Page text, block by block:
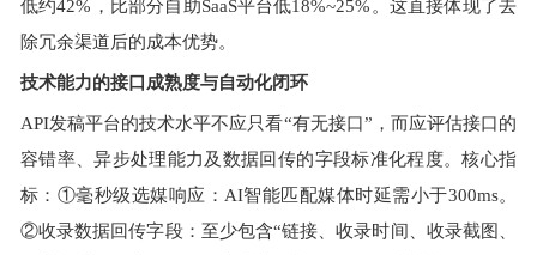
低约42%，比部分自助SaaS平台低18%~25%。这直接体现了去
除冗余渠道后的成本优势。
技术能力的接口成熟度与自动化闭环
API发稿平台的技术水平不应只看“有无接口”，而应评估接口的
容错率、异步处理能力及数据回传的字段标准化程度。核心指
标：①毫秒级选媒响应：AI智能匹配媒体时延需小于300ms。
②收录数据回传字段：至少包含“链接、收录时间、收录截图、